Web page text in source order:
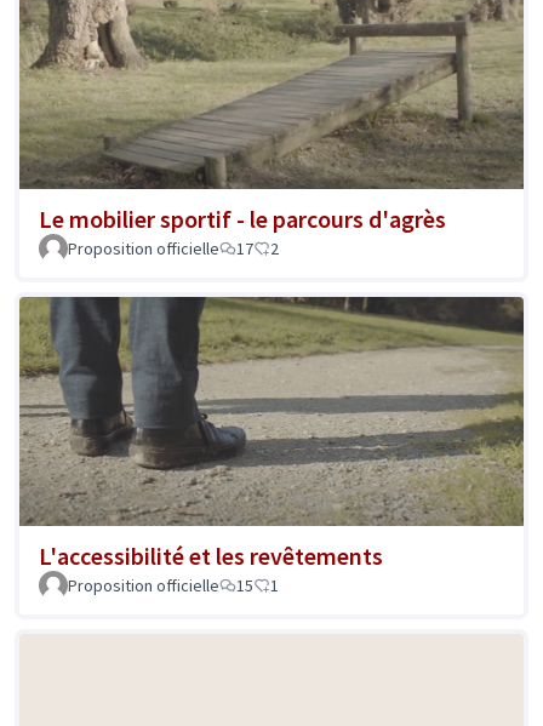
Le mobilier sportif - le parcours d'agrès
Proposition officielle 17 2
L'accessibilité et les revêtements
Proposition officielle 15 1